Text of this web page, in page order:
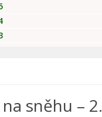
sněhu – 2.